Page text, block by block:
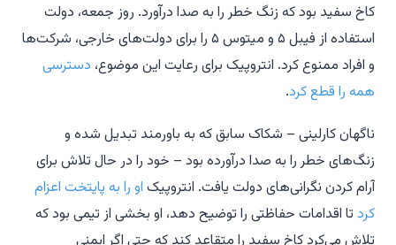
کاخ سفید بود که زنگ خطر را به صدا درآورد. روز جمعه، دولت
استفاده از فیبل ۵ و میتوس ۵ را برای دولت‌های خارجی، شرکت‌ها
و افراد ممنوع کرد. انتروپیک برای رعایت این موضوع، دسترسی
همه را قطع کرد.
ناگهان کارلینی – شکاک سابق که به باورمند تبدیل شده و
زنگ‌های خطر را به صدا درآورده بود – خود را در حال تلاش برای
آرام کردن نگرانی‌های دولت یافت. انتروپیک او را به پایتخت اعزام
کرد تا اقدامات حفاظتی را توضیح دهد، او بخشی از تیمی بود که